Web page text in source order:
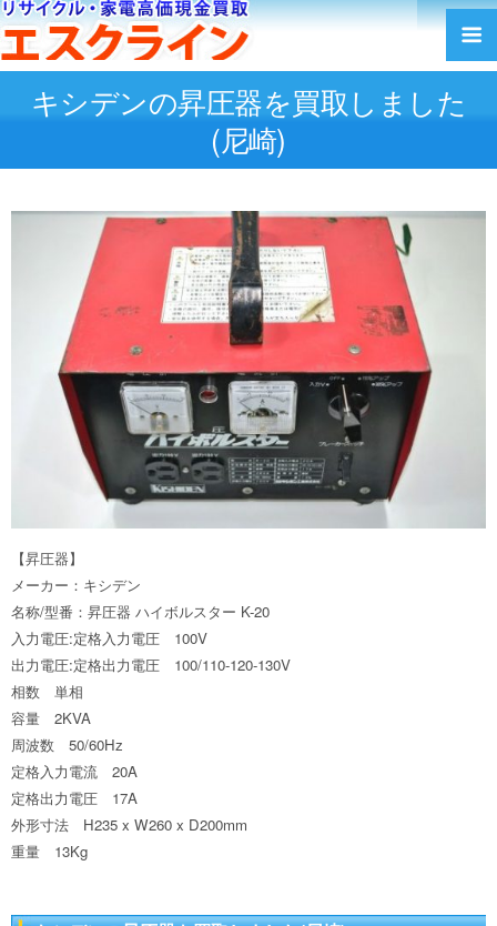
キシデンの昇圧器を買取しました
(尼崎)
【昇圧器】
メーカー：キシデン
名称/型番：昇圧器 ハイボルスター K-20
入力電圧:定格入力電圧 100V
出力電圧:定格出力電圧 100/110-120-130V
相数 単相
容量 2KVA
周波数 50/60Hz
定格入力電流 20A
定格出力電圧 17A
外形寸法 H235 x W260 x D200mm
重量 13Kg